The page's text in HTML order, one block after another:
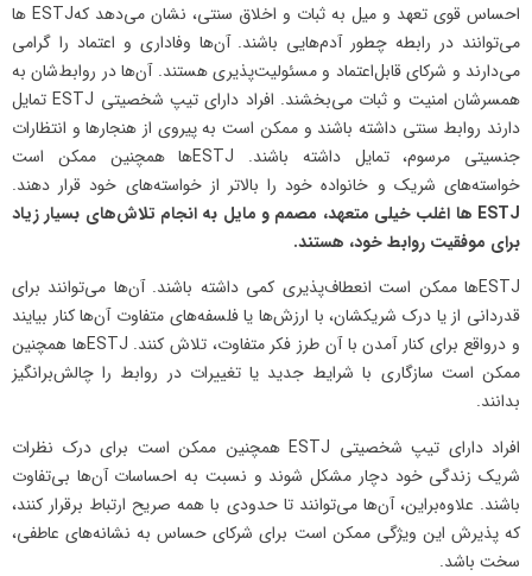
احساس قوی تعهد و میل به ثبات و اخلاق سنتی، نشان می‌دهد کهESTJ ها
می‌توانند در رابطه چطور آدم‌هایی باشند. آن‌ها وفاداری و اعتماد را گرامی
می‌دارند و شرکای قابل‌اعتماد و مسئولیت‌پذیری هستند. آن‌ها در روابط‌شان به
همسرشان امنیت و ثبات می‌بخشند. افراد دارای تیپ شخصیتی ESTJ تمایل
دارند روابط سنتی داشته باشند و ممکن است به پیروی از هنجارها و انتظارات
جنسیتی مرسوم، تمایل داشته باشند. ESTJها همچنین ممکن است
خواسته‌های شریک و خانواده خود را بالاتر از خواسته‌های خود قرار دهند.
ESTJ ها اغلب خیلی متعهد، مصمم و مایل به انجام تلاش‌های بسیار زیاد
برای موفقیت روابط خود، هستند.
ESTJها ممکن است انعطاف‌پذیری کمی داشته باشند. آن‌ها می‌توانند برای
قدردانی از یا درک شریکشان، با ارزش‌ها یا فلسفه‌های متفاوت آن‌ها کنار بیایند
و درواقع برای کنار آمدن با آن طرز فکر متفاوت، تلاش کنند. ESTJها همچنین
ممکن است سازگاری با شرایط جدید یا تغییرات در روابط را چالش‌برانگیز
بدانند.
افراد دارای تیپ شخصیتی ESTJ همچنین ممکن است برای درک نظرات
شریک زندگی خود دچار مشکل شوند و نسبت به احساسات آن‌ها بی‌تفاوت
باشند. علاوه‌بر‌این، آن‌ها می‌توانند تا حدودی با همه صریح ارتباط برقرار کنند،
که پذیرش این ویژگی ممکن است برای شرکای حساس به نشانه‌های عاطفی،
سخت باشد.